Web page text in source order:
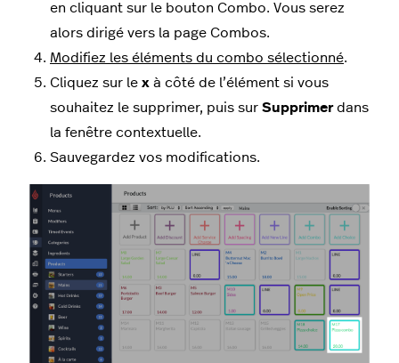
en cliquant sur le bouton Combo. Vous serez
alors dirigé vers la page Combos.
Modifiez les éléments du combo sélectionné.
Cliquez sur le x à côté de l’élément si vous
souhaitez le supprimer, puis sur Supprimerdans
la fenêtre contextuelle.
Sauvegardez vos modifications.